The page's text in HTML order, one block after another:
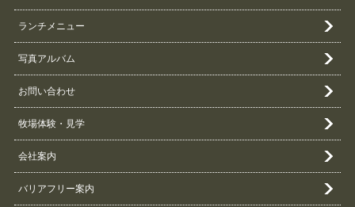
ランチメニュー
写真アルバム
お問い合わせ
牧場体験・見学
会社案内
バリアフリー案内